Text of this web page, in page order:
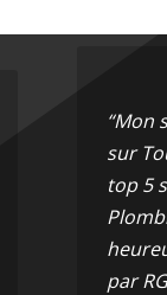
“Mon
sur
top 5
par